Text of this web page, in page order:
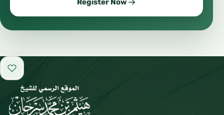
Register Now
Add to favorites